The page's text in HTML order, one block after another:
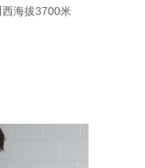
海拔3700米